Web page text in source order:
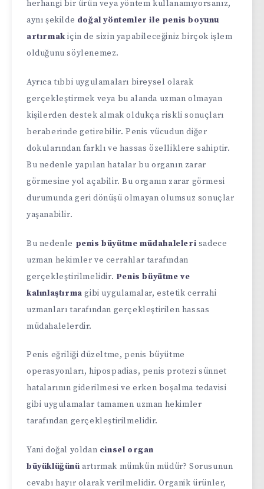
herhangi bir ürün veya yöntem kullanamıyorsanız,
aynı şekilde doğal yöntemler ile penis boyunu
artırmakiçin de sizin yapabileceğiniz birçok işlem
olduğunu söylenemez.
Ayrıca tıbbi uygulamaları bireysel olarak
gerçekleştirmek veya bu alanda uzman olmayan
kişilerden destek almak oldukça riskli sonuçları
beraberinde getirebilir. Penis vücudun diğer
dokularından farklı ve hassas özelliklere sahiptir.
Bu nedenle yapılan hatalar bu organın zarar
görmesine yol açabilir. Bu organın zarar görmesi
durumunda geri dönüşü olmayan olumsuz sonuçlar
yaşanabilir.
Bu nedenle penis büyütme müdahaleleri sadece
uzman hekimler ve cerrahlar tarafından
gerçekleştirilmelidir. Penis büyütme ve
kalınlaştırma gibi uygulamalar, estetik cerrahi
uzmanları tarafından gerçekleştirilen hassas
müdahalelerdir.
Penis eğriliği düzeltme, penis büyütme
operasyonları, hipospadias, penis protezi sünnet
hatalarının giderilmesi ve erken boşalma tedavisi
gibi uygulamalar tamamen uzman hekimler
tarafından gerçekleştirilmelidir.
Yani doğal yoldan cinsel organ
büyüklüğünü artırmak mümkün müdür? Sorusunun
cevabı hayır olarak verilmelidir. Organik ürünler,